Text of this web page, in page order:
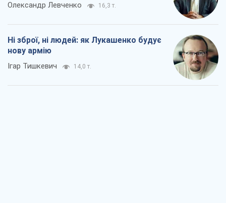
Олександр Левченко 16,3 т.
Ні зброї, ні людей: як Лукашенко будує
нову армію
Ігар Тишкевич 14,0 т.